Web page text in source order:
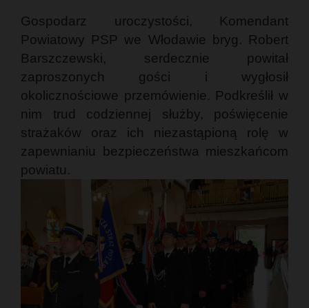
Gospodarz uroczystości, Komendant
Powiatowy PSP we Włodawie bryg. Robert
Barszczewski, serdecznie powitał
zaproszonych gości i wygłosił
okolicznościowe przemówienie. Podkreślił w
nim trud codziennej służby, poświęcenie
strażaków oraz ich niezastąpioną rolę w
zapewnianiu bezpieczeństwa mieszkańcom
powiatu.